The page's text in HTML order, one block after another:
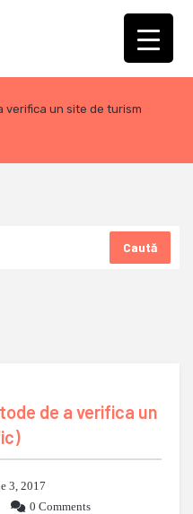
verifica un site de turism
Caută
de a verifica un
3, 2017
0 Comments